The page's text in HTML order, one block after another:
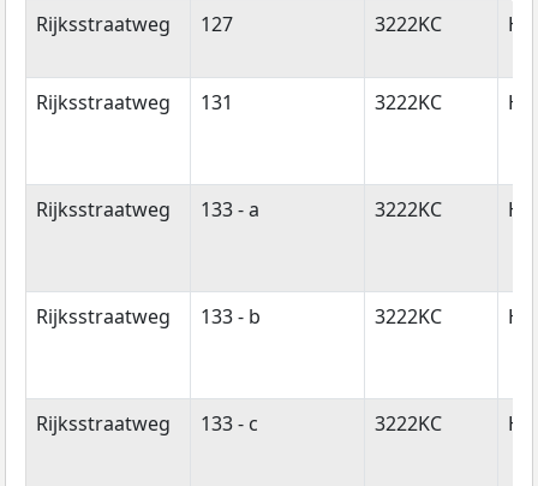
Straatnaam
Huisnummer Postcode
Rijksstraatweg 127 3222KC
Rijksstraatweg 131 3222KC
Rijksstraatweg 133 - a 3222KC
Rijksstraatweg 133 - b 3222KC
Rijksstraatweg 133 - c 3222KC